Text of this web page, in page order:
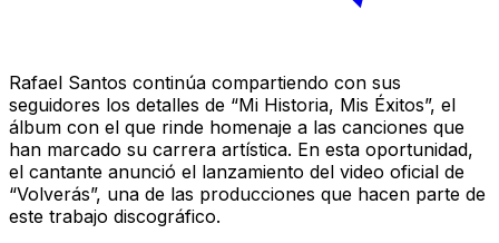
Rafael Santos continúa compartiendo con sus
seguidores los detalles de “Mi Historia, Mis Éxitos”, el
álbum con el que rinde homenaje a las canciones que
han marcado su carrera artística. En esta oportunidad,
el cantante anunció el lanzamiento del video oficial de
“Volverás”, una de las producciones que hacen parte de
este trabajo discográfico.